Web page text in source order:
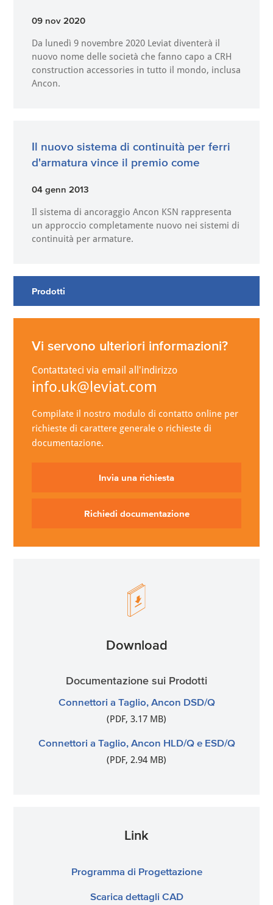
09 nov 2020
Da lunedì 9 novembre 2020 Leviat diventerà il
nuovo nome delle società che fanno capo a CRH
construction accessories in tutto il mondo, inclusa
Ancon.
Il nuovo sistema di continuità per ferri
d'armatura vince il premio come
04 genn 2013
Il sistema di ancoraggio Ancon KSN rappresenta
un approccio completamente nuovo nei sistemi di
continuità per armature.
Prodotti
Vi servono ulteriori informazioni?
Contattateci via email all'indirizzo
info.uk@leviat.com
Compilate il nostro modulo di contatto online per
richieste di carattere generale o richieste di
documentazione.
Invia una richiesta
Richiedi documentazione
Download
Documentazione sui Prodotti
Connettori a Taglio, Ancon DSD/Q
(PDF, 3.17 MB)
Connettori a Taglio, Ancon HLD/Q e ESD/Q
(PDF, 2.94 MB)
Link
Programma di Progettazione
Scarica dettagli CAD